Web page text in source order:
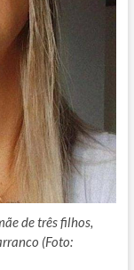
de três filhos,
(Foto: